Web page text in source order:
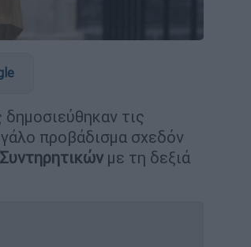
δημοσιεύθηκαν τις
προβάδισμα σχεδόν
Συντηρητικών με τη δεξιά